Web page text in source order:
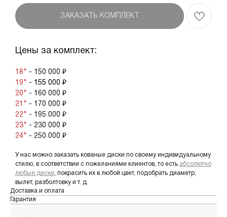
ЗАКАЗАТЬ КОМПЛЕКТ
Цены за комплект:
18" - 150 000 ₽
19" - 155 000 ₽
20" - 160 000 ₽
21" - 170 000 ₽
22" - 195 000 ₽
23" - 230 000 ₽
24" - 250 000 ₽
У нас можно заказать кованые диски по своему индивидуальному
стилю, в соответствии с пожеланиями клиентов, то есть абсолютно
любые диски, покрасить их в любой цвет, подобрать диаметр,
вылет, разболтовку и т. д.
Доставка и оплата
Гарантия